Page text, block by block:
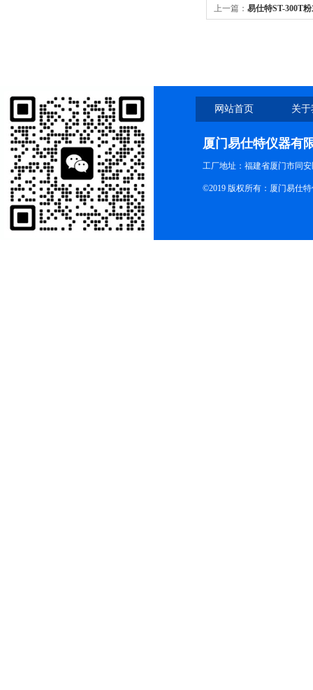
上一篇： 易仕特ST-300T
网站首页 关
厦门易仕特仪器有
工厂地址：福建省厦门市同
©2019 版权所有：厦门易仕